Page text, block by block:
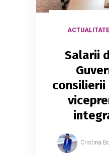
ACTUALITATE
Salarii
consilierii
Cristina